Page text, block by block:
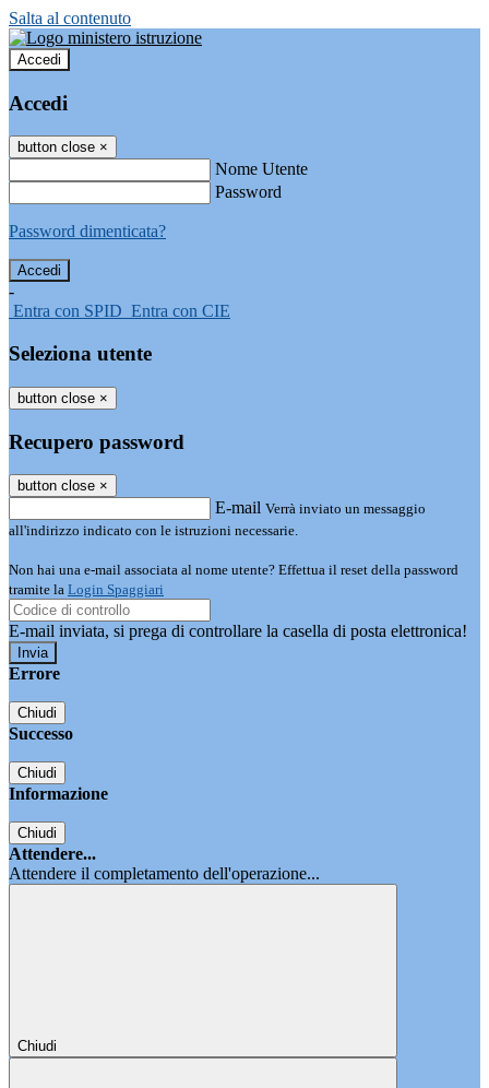
Salta al contenuto
Accedi
Accedi
button close ×
Nome Utente
Password
Password dimenticata?
-
Entra con SPID Entra con CIE
Seleziona utente
button close ×
Recupero password
button close ×
E-mail Verrà inviato un messaggio
all'indirizzo indicato con le istruzioni necessarie.
Non hai una e-mail associata al nome utente? Effettua il reset della password
tramite la Login Spaggiari
E-mail inviata, si prega di controllare la casella di posta elettronica!
Errore
Chiudi
Successo
Chiudi
Informazione
Chiudi
Attendere...
Attendere il completamento dell'operazione...
Chiudi